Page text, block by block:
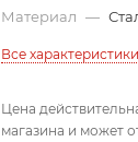
Материал —
Все характеристики
Цена
магазина и может